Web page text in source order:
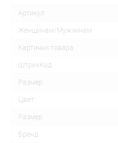
Артикул
Женщинам/Мужчинам
Картинки товара
ШтрихКод
Размер
Цвет
Размер
Бренд